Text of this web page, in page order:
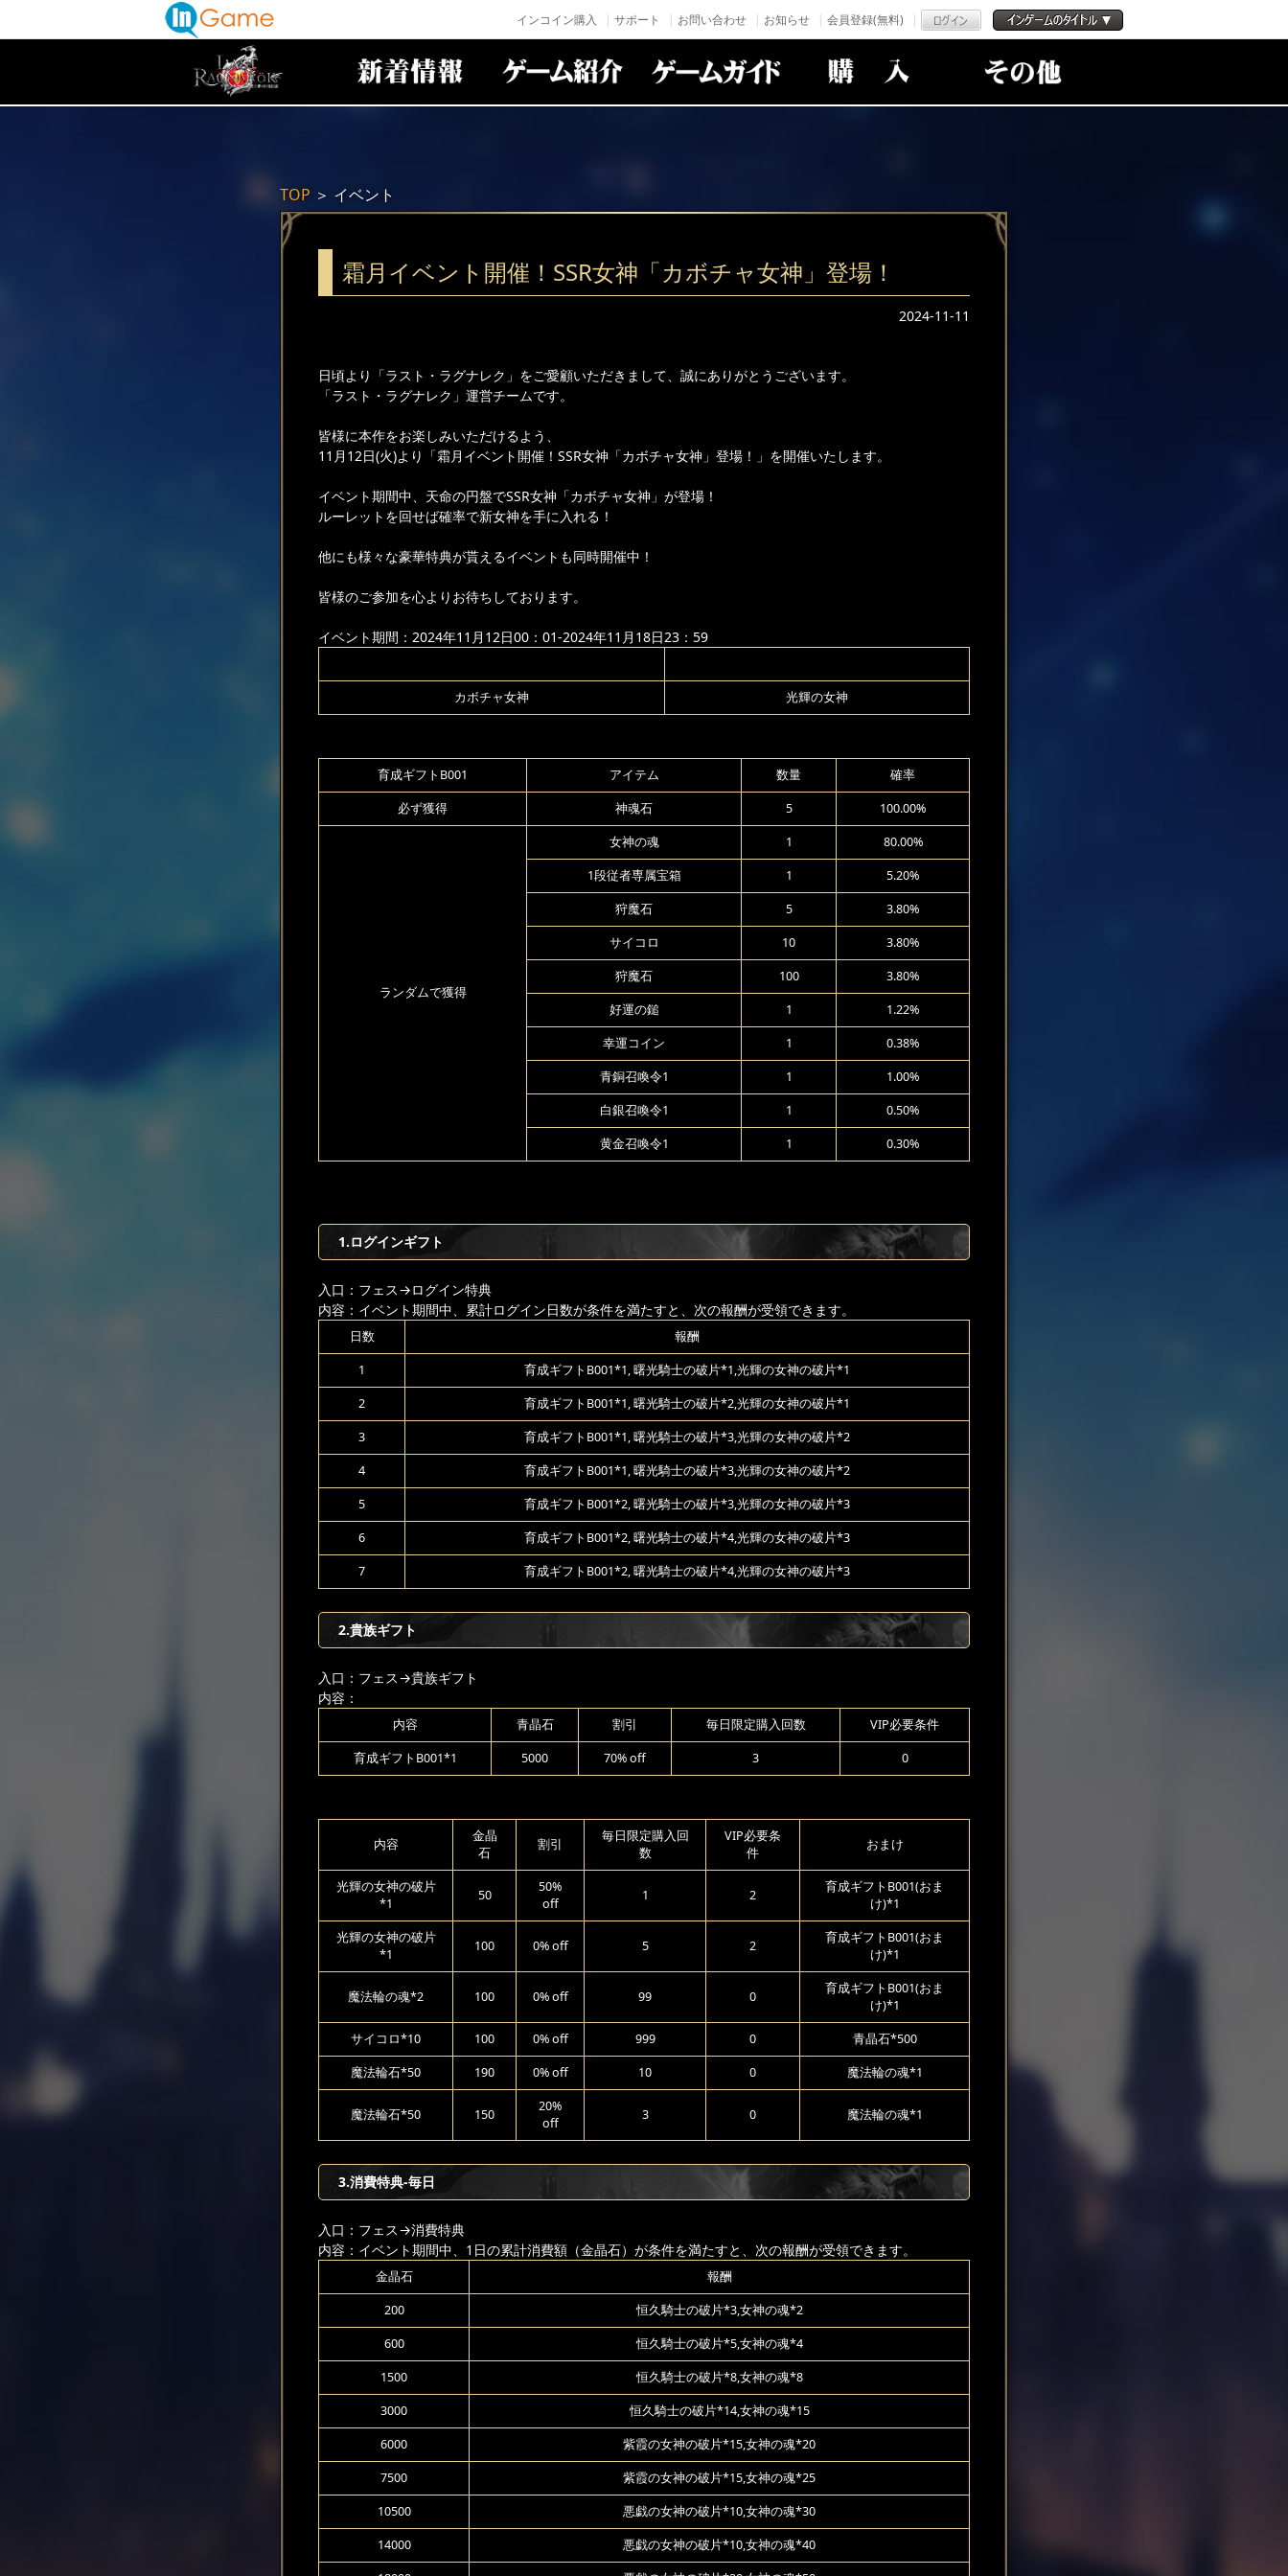
インコイン購入 サポート お問い合わせ お知らせ 会員登録(無料)
TOP ＞ イベント
霜月イベント開催！SSR女神「カボチャ女神」登場！
2024-11-11
日頃より「ラスト・ラグナレク」をご愛顧いただきまして、誠にありがとうございます。
「ラスト・ラグナレク」運営チームです。
皆様に本作をお楽しみいただけるよう、
11月12日(火)より「霜月イベント開催！SSR女神「カボチャ女神」登場！」を開催いたします。
イベント期間中、天命の円盤でSSR女神「カボチャ女神」が登場！
ルーレットを回せば確率で新女神を手に入れる！
他にも様々な豪華特典が貰えるイベントも同時開催中！
皆様のご参加を心よりお待ちしております。
イベント期間：2024年11月12日00：01-2024年11月18日23：59
カボチャ女神 光輝の女神
育成ギフトB001 アイテム 数量 確率
必ず獲得 神魂石 5 100.00%
ランダムで獲得
女神の魂 1 80.00%
1段従者専属宝箱 1 5.20%
狩魔石 5 3.80%
サイコロ 10 3.80%
狩魔石 100 3.80%
好運の鎚 1 1.22%
幸運コイン 1 0.38%
青銅召喚令1 1 1.00%
白銀召喚令1 1 0.50%
黄金召喚令1 1 0.30%
1.ログインギフト
入口：フェス→ログイン特典
内容：イベント期間中、累計ログイン日数が条件を満たすと、次の報酬が受領できます。
日数 報酬
1 育成ギフトB001*1, 曙光騎士の破片*1,光輝の女神の破片*1
2 育成ギフトB001*1, 曙光騎士の破片*2,光輝の女神の破片*1
3 育成ギフトB001*1, 曙光騎士の破片*3,光輝の女神の破片*2
4 育成ギフトB001*1, 曙光騎士の破片*3,光輝の女神の破片*2
5 育成ギフトB001*2, 曙光騎士の破片*3,光輝の女神の破片*3
6 育成ギフトB001*2, 曙光騎士の破片*4,光輝の女神の破片*3
7 育成ギフトB001*2, 曙光騎士の破片*4,光輝の女神の破片*3
2.貴族ギフト
入口：フェス→貴族ギフト
内容：
内容 青晶石 割引 毎日限定購入回数 VIP必要条件
育成ギフトB001*1 5000 70% off 3 0
内容
金晶
石
割引
毎日限定購入回
数
VIP必要条
件
おまけ
光輝の女神の破片
*1
50
50%
off
1 2
育成ギフトB001(おま
け)*1
光輝の女神の破片
*1
100 0% off 5 2
育成ギフトB001(おま
け)*1
魔法輪の魂*2 100 0% off 99 0
育成ギフトB001(おま
け)*1
サイコロ*10 100 0% off 999 0 青晶石*500
魔法輪石*50 190 0% off 10 0 魔法輪の魂*1
魔法輪石*50 150
20%
off
3 0 魔法輪の魂*1
3.消費特典-毎日
入口：フェス→消費特典
内容：イベント期間中、1日の累計消費額（金晶石）が条件を満たすと、次の報酬が受領できます。
金晶石 報酬
200 恒久騎士の破片*3,女神の魂*2
600 恒久騎士の破片*5,女神の魂*4
1500 恒久騎士の破片*8,女神の魂*8
3000 恒久騎士の破片*14,女神の魂*15
6000 紫霞の女神の破片*15,女神の魂*20
7500 紫霞の女神の破片*15,女神の魂*25
10500 悪戯の女神の破片*10,女神の魂*30
14000 悪戯の女神の破片*10,女神の魂*40